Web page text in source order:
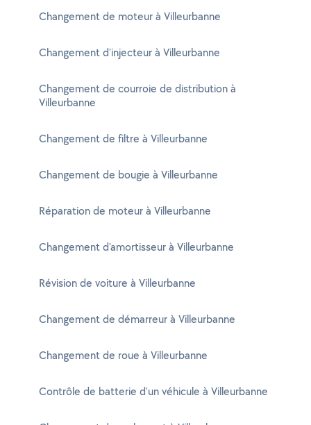
Changement de moteur à Villeurbanne
Changement d'injecteur à Villeurbanne
Changement de courroie de distribution à
Villeurbanne
Changement de filtre à Villeurbanne
Changement de bougie à Villeurbanne
Réparation de moteur à Villeurbanne
Changement d'amortisseur à Villeurbanne
Révision de voiture à Villeurbanne
Changement de démarreur à Villeurbanne
Changement de roue à Villeurbanne
Contrôle de batterie d'un véhicule à Villeurbanne